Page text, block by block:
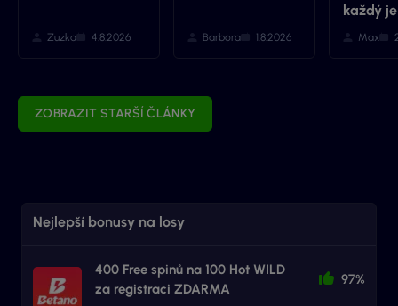
Zuzka 4.8.2026 Barbora 1.8.2026
každý
Max
ZOBRAZIT STARŠÍ ČLÁNKY
Nejlepší bonusy na losy
400 Free spinů na 100 Hot WILD
za registraci ZDARMA
97%